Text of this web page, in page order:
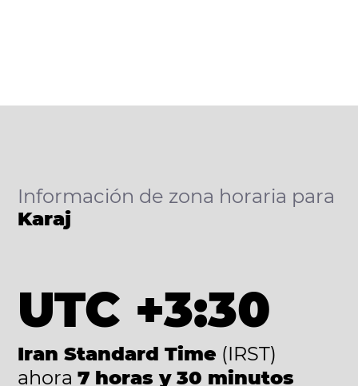
Información de zona horaria para
Karaj
UTC +3:30
Iran Standard Time (IRST)
ahora 7 horas y 30 minutos